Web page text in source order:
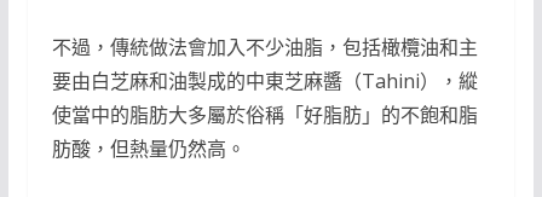
不過，傳統做法會加入不少油脂，包括橄欖油和主
要由白芝麻和油製成的中東芝麻醬（Tahini），縱
使當中的脂肪大多屬於俗稱「好脂肪」的不飽和脂
肪酸，但熱量仍然高。